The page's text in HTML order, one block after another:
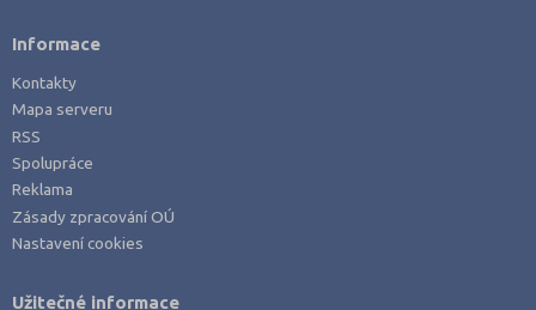
Pedagogika a sociální péče
Umělecké obory
Praktická škola
Šance na přijetí
Informace
Kontakty
Mapa serveru
RSS
Spolupráce
Reklama
Zásady zpracování OÚ
Nastavení cookies
Užitečné informace